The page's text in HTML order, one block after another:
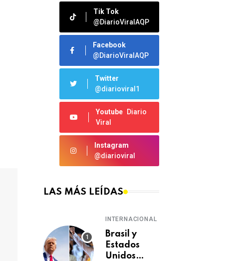
Tik Tok
@DiarioViralAQP
Facebook
@DiarioViralAQP
Twitter
@diarioviral1
Youtube
Diario
Viral
Instagram
@diarioviral
LAS MÁS LEÍDAS
INTERNACIONAL
Brasil y
Estados
Unidos